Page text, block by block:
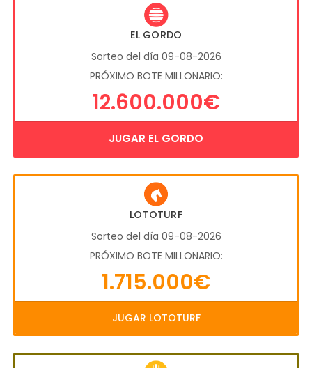
EL GORDO
Sorteo del día 09-08-2026
PRÓXIMO BOTE MILLONARIO:
12.600.000€
JUGAR EL GORDO
LOTOTURF
Sorteo del día 09-08-2026
PRÓXIMO BOTE MILLONARIO:
1.715.000€
JUGAR LOTOTURF